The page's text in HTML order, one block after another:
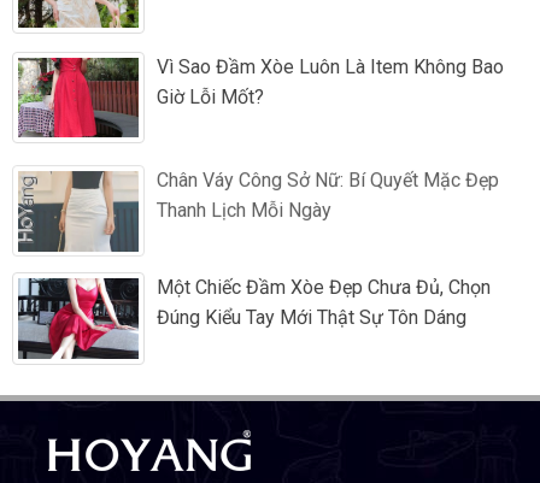
Vì Sao Đầm Xòe Luôn Là Item Không Bao
Giờ Lỗi Mốt?
Chân Váy Công Sở Nữ: Bí Quyết Mặc Đẹp
Thanh Lịch Mỗi Ngày
Một Chiếc Đầm Xòe Đẹp Chưa Đủ, Chọn
Đúng Kiểu Tay Mới Thật Sự Tôn Dáng